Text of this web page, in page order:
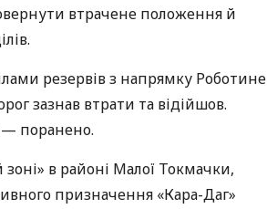
втрачене положення й
резервів з напрямку Роботине
зазнав втрати та відійшов.
— поранено.
в районі Малої Токмачки,
призначення «Кара-Даг»